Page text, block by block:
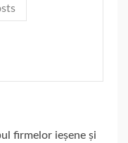
firmelor ieșene și